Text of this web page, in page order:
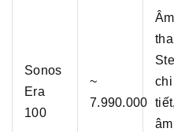
Sonos
Era
100
~
7.990.000
Âm
chi
tiết,
âm